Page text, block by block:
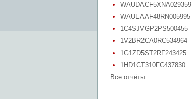
WAUDACF5XNA029359
WAUEAAF48RN005995
1C4SJVGP2PS500455
1V2BR2CA0RC534964
1G1ZD5ST2RF243425
1HD1CT310FC437830
Все отчёты